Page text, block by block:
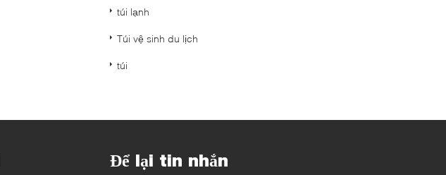
túi lạnh
Túi vệ sinh du lịch
túi
Để lại tin nhắn